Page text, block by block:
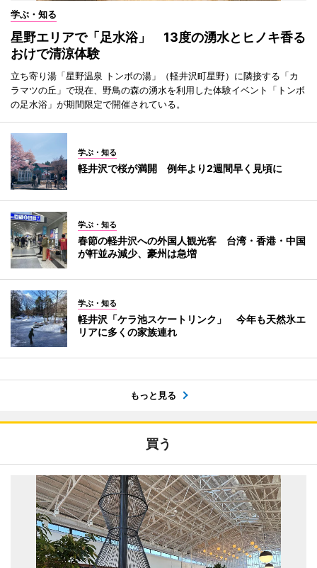
学ぶ・知る
星野エリアで「足水浴」 13度の湧水とヒノキ香る
おけで清涼体験
立ち寄り湯「星野温泉 トンボの湯」（軽井沢町星野）に隣接する「カ
ラマツの丘」で現在、野鳥の森の湧水を利用した体験イベント「トンボ
の足水浴」が期間限定で開催されている。
学ぶ・知る
軽井沢で桜が満開 例年より2週間早く見頃に
学ぶ・知る
春節の軽井沢への外国人観光客 台湾・香港・中国
が軒並み減少、豪州は急増
学ぶ・知る
軽井沢「ケラ池スケートリンク」 今年も天然氷エ
リアに多くの家族連れ
もっと見る
買う